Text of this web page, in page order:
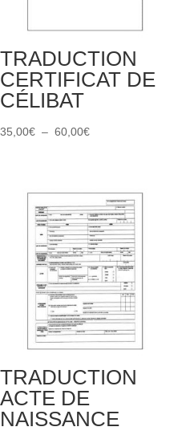
TRADUCTION
CERTIFICAT DE
CÉLIBAT
35,00€ – 60,00€Plage
35,00€
à
60,00€
TRADUCTION
ACTE DE
NAISSANCE